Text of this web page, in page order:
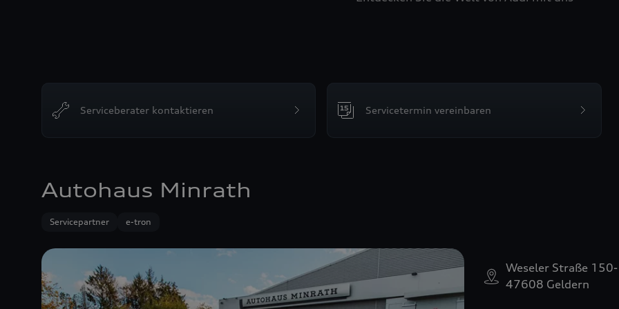
Serviceberater kontaktieren Servicetermin vereinbaren
Autohaus Minrath
Servicepartner e-tron
Weseler Straße
47608 Geldern